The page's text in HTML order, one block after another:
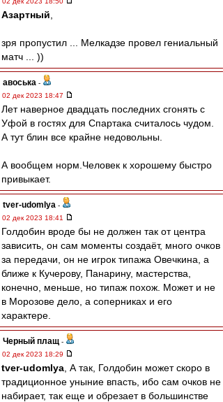
Азартный
зря пропустил ... Мелкадзе провел гениальный
матч ... ))
авоська -
02 дек 2023 18:47
Лет наверное двадцать последних сгонять с
Уфой в гостях для Спартака считалось чудом.
А тут блин все крайне недовольны.
А вообщем норм.Человек к хорошему быстро
привыкает.
tver-udomlya -
02 дек 2023 18:41
Голдобин вроде бы не должен так от центра
зависить, он сам моменты создаёт, много очков
за передачи, он не игрок типажа Овечкина, а
ближе к Кучерову, Панарину, мастерства,
конечно, меньше, но типаж похож. Может и не
в Морозове дело, а соперниках и его
характере.
Черный плащ -
02 дек 2023 18:29
tver-udomlya , А так, Голдобин может скоро в
традиционное уныние впасть, ибо сам очков не
набирает, так еще и обрезает в большинстве